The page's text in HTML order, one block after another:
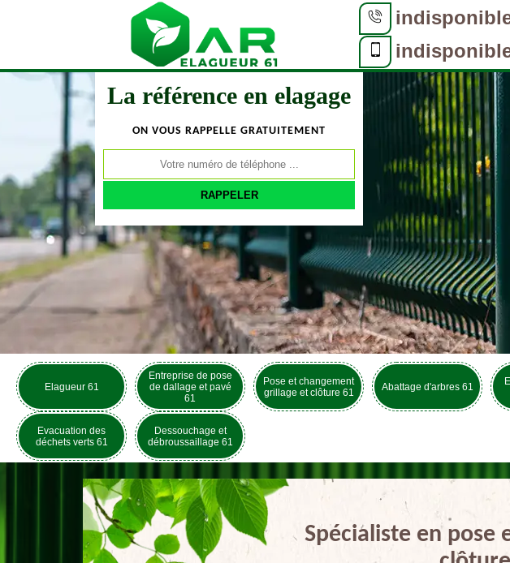
La référence en elagage
ON VOUS RAPPELLE GRATUITEMENT
Elagueur 61
Entreprise de pose
de dallage et pavé
61
Pose et changement
grillage et clôture 61
Abattage d'arbres 61
Evacuation des
déchets verts 61
Dessouchage et
débroussaillage 61
Spécialiste en pose